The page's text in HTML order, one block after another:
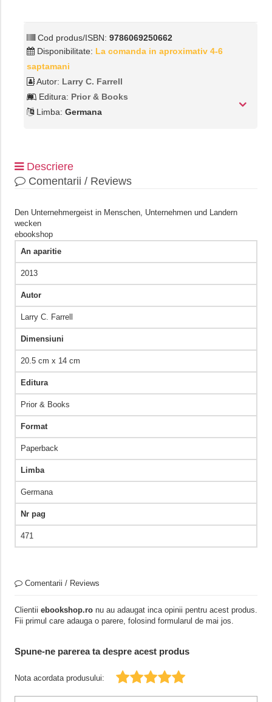
Cod produs/ISBN: 9786069250662
Disponibilitate: La comanda in aproximativ 4-6
saptamani
Autor: Larry C. Farrell
Editura: Prior & Books
Limba: Germana
Descriere
Comentarii / Reviews
Den Unternehmergeist in Menschen, Unternehmen und Landern
wecken
ebookshop
An aparitie
2013
Autor
Larry C. Farrell
Dimensiuni
20.5 cm x 14 cm
Editura
Prior & Books
Format
Paperback
Limba
Germana
Nr pag
471
Comentarii / Reviews
Clientii ebookshop.ronu au adaugat inca opinii pentru acest produs.
Fii primul care adauga o parere, folosind formularul de mai jos.
Spune-ne parerea ta despre acest produs
Nota acordata produsului: